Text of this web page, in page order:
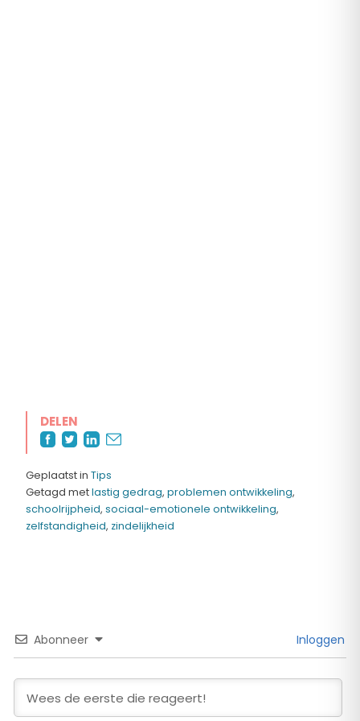
DELEN
Geplaatst in Tips
Getagd metlastig gedrag, problemen ontwikkeling,
schoolrijpheid, sociaal-emotionele ontwikkeling,
zelfstandigheid, zindelijkheid
Abonneer Inloggen